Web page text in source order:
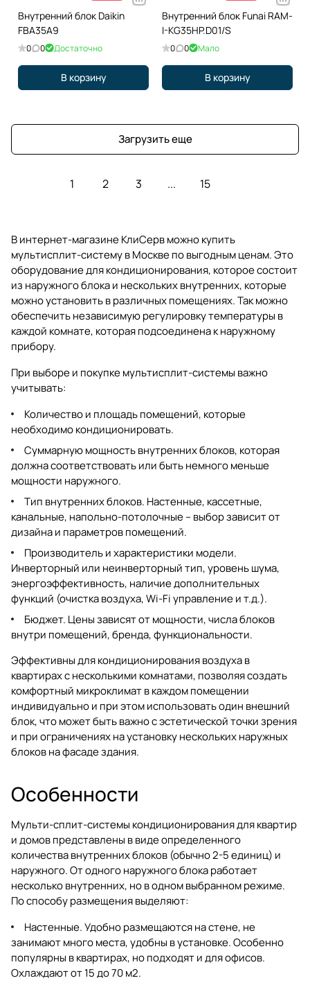
Внутренний блок Daikin
FBA35A9
0 0 Достаточно
В корзину
Внутренний блок Funai RAM-
I-KG35HP.D01/S
0 0 Мало
В корзину
Загрузить еще
1 2 3 ... 15
В интернет-магазине КлиСерв можно купить
мультисплит-систему в Москве по выгодным ценам. Это
оборудование для кондиционирования, которое состоит
из наружного блока и нескольких внутренних, которые
можно установить в различных помещениях. Так можно
обеспечить независимую регулировку температуры в
каждой комнате, которая подсоединена к наружному
прибору.
При выборе и покупке мультисплит-системы важно
учитывать:
Количество и площадь помещений, которые
необходимо кондиционировать.
Суммарную мощность внутренних блоков, которая
должна соответствовать или быть немного меньше
мощности наружного.
Тип внутренних блоков. Настенные, кассетные,
канальные, напольно-потолочные – выбор зависит от
дизайна и параметров помещений.
Производитель и характеристики модели.
Инверторный или неинверторный тип, уровень шума,
энергоэффективность, наличие дополнительных
функций (очистка воздуха, Wi-Fi управление и т.д.).
Бюджет. Цены зависят от мощности, числа блоков
внутри помещений, бренда, функциональности.
Эффективны для кондиционирования воздуха в
квартирах с несколькими комнатами, позволяя создать
комфортный микроклимат в каждом помещении
индивидуально и при этом использовать один внешний
блок, что может быть важно с эстетической точки зрения
и при ограничениях на установку нескольких наружных
блоков на фасаде здания.
Особенности
Мульти-сплит-системы кондиционирования для квартир
и домов представлены в виде определенного
количества внутренних блоков (обычно 2-5 единиц) и
наружного. От одного наружного блока работает
несколько внутренних, но в одном выбранном режиме.
По способу размещения выделяют:
Настенные. Удобно размещаются на стене, не
занимают много места, удобны в установке. Особенно
популярны в квартирах, но подходят и для офисов.
Охлаждают от 15 до 70 м2.